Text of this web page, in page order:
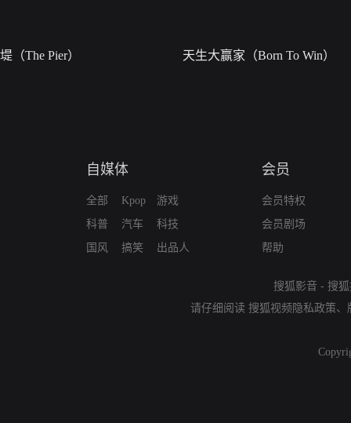
堤（The Pier） 天生大赢家（Born To Win）
自媒体
全部
科普
国风
Kpop
汽车
搞笑
游戏
科技
出品人
会员
会员特权
会员剧场
帮助
搜狐影音 - 搜
请仔细阅读 搜狐视频隐私政策、